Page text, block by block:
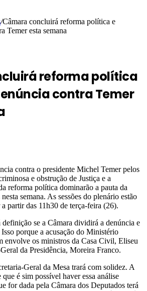
/Câmara concluirá reforma política e
Temer esta semana
reforma política
contra Temer
contra o presidente Michel Temer pelos
e obstrução de Justiça e a
reforma política dominarão a pauta da
semana. As sessões do plenário estão
partir das 11h30 de terça-feira (26).
se a Câmara dividirá a denúncia e
Isso porque a acusação do Ministério
envolve os ministros da Casa Civil, Eliseu
da Presidência, Moreira Franco.
Geral da Mesa trará com solidez. A
é sim possível haver essa análise
for dada pela Câmara dos Deputados terá